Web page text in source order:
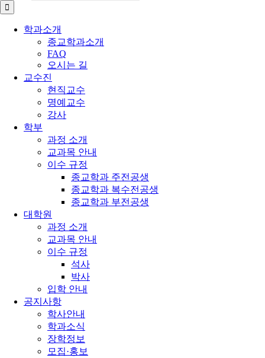
학과소개
종교학과소개
FAQ
오시는 길
교수진
현직교수
명예교수
강사
학부
과정 소개
교과목 안내
이수 규정
종교학과 주전공생
종교학과 복수전공생
종교학과 부전공생
대학원
과정 소개
교과목 안내
이수 규정
석사
박사
입학 안내
공지사항
학사안내
학과소식
장학정보
모집·홍보